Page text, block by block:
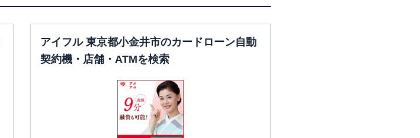
アイフル 東京都小金井市のカードローン自動
契約機・店舗・ATMを検索